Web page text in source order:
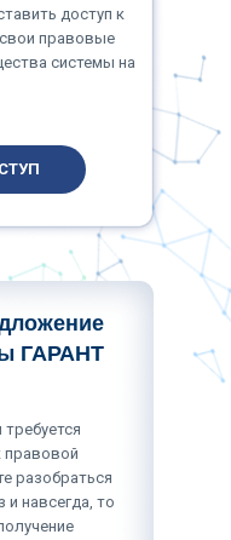
доступ к
правовые
системы на
ГАРАНТ
правовой
разобраться
и навсегда, то